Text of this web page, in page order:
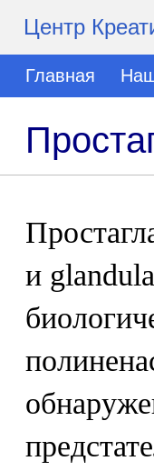
Центр
Главная
и